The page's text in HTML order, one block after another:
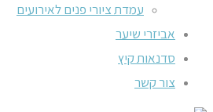
עמדת ציורי פנים לאירועים
אביזרי שיער
סדנאות קיץ
צור קשר